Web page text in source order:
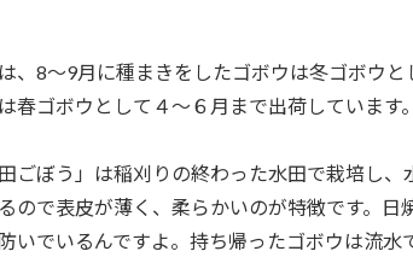
、 8～9月に種まきをしたゴボウは冬ゴボウと
春ゴボウとして４～６月まで出荷しています。
ごぼう」は稲刈りの終わった水田で栽培し
ので表皮が薄く、柔らかいのが特徴です。
いでいるんですよ。持ち帰ったゴボウは流